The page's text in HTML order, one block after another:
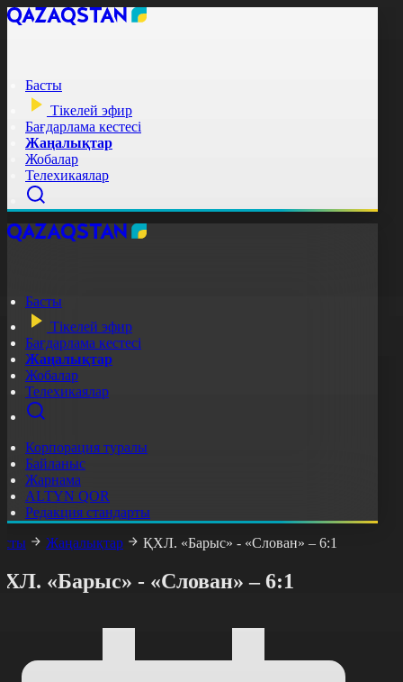
Басты
Тікелей эфир
Бағдарлама кестесі
Жаңалықтар
Жобалар
Телехикаялар
Басты
Тікелей эфир
Бағдарлама кестесі
Жаңалықтар
Жобалар
Телехикаялар
Корпорация туралы
Байланыс
Жарнама
ALTYN QOR
Редакция стандарты
Жаңалықтар ҚХЛ. «Барыс» - «Слован» – 6:1
«Барыс» - «Слован» – 6:1